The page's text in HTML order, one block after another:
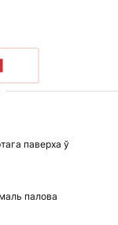
паверха ў
палова